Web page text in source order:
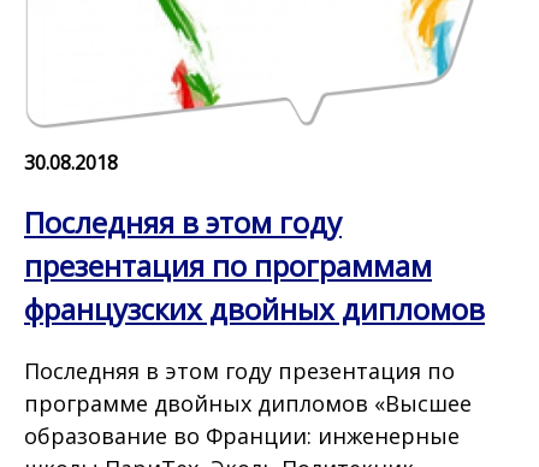
30.08.2018
Последняя в этом году
презентация по программам
французских двойных дипломов
Последняя в этом году презентация по
программе двойных дипломов «Высшее
образование во Франции: инженерные